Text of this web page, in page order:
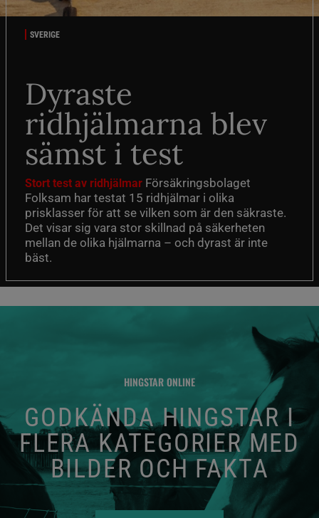
SVERIGE
Dyraste
ridhjälmarna blev
sämst i test
Stort test av ridhjälmar Försäkringsbolaget
Folksam har testat 15 ridhjälmar i olika
prisklasser för att se vilken som är den säkraste.
Det visar sig vara stor skillnad på säkerheten
mellan de olika hjälmarna – och dyrast är inte
bäst.
HINGSTAR ONLINE
GODKÄNDA HINGSTAR I
FLERA KATEGORIER MED
BILDER OCH FAKTA